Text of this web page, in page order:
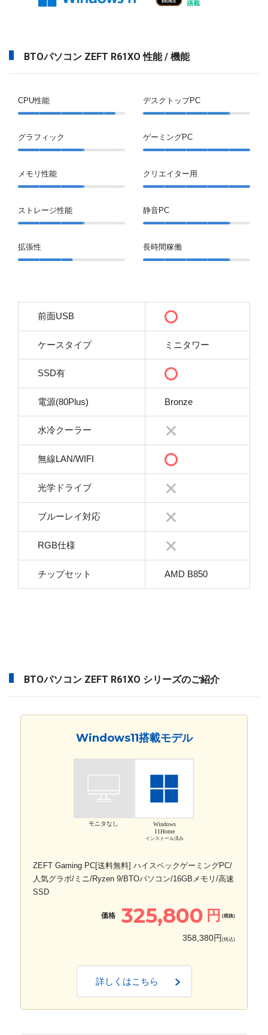
BTOパソコン ZEFT R61XO 性能 / 機能
CPU性能
グラフィック
メモリ性能
ストレージ性能
拡張性
デスクトップPC
ゲーミングPC
クリエイター用
静音PC
長時間稼働
前面USB
ケースタイプ ミニタワー
SSD有
電源(80Plus) Bronze
水冷クーラー
無線LAN/WIFI
光学ドライブ
ブルーレイ対応
RGB仕様
チップセット AMD B850
BTOパソコン ZEFT R61XO シリーズのご紹介
Windows11搭載モデル
モニタなし
Windows
11Home
インストール済み
ZEFT Gaming PC[送料無料] ハイスペックゲーミングPC/
人気グラボ/ミニ/Ryzen 9/BTOパソコン/16GBメモリ/高速
SSD
価格 325,800 円 (税抜)
358,380円 (税込)
詳しくはこちら